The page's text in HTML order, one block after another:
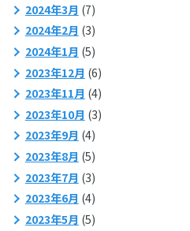
2024年3月 (7)
2024年2月 (3)
2024年1月 (5)
2023年12月 (6)
2023年11月 (4)
2023年10月 (3)
2023年9月 (4)
2023年8月 (5)
2023年7月 (3)
2023年6月 (4)
2023年5月 (5)